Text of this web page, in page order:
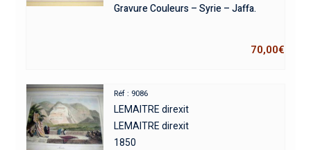
Gravure Couleurs – Syrie – Jaffa.
70,00€
Réf : 9086
LEMAITRE direxit
LEMAITRE direxit
1850